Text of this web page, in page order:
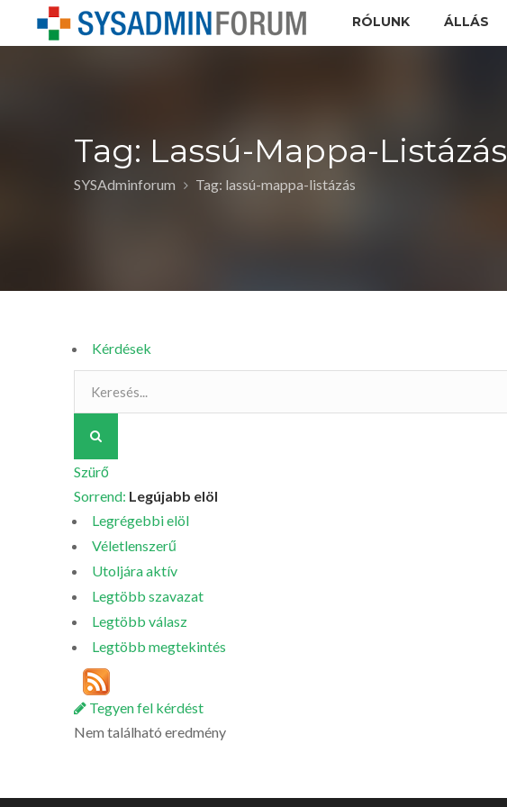
RÓLUNK ÁLLÁS
Tag: Lassú-Mappa-Listázás
SYSAdminforum Tag: lassú-mappa-listázás
Kérdések
Szürő
Sorrend: Legújabb elöl
Legrégebbi elöl
Véletlenszerű
Utoljára aktív
Legtöbb szavazat
Legtöbb válasz
Legtöbb megtekintés
Tegyen fel kérdést
Nem található eredmény